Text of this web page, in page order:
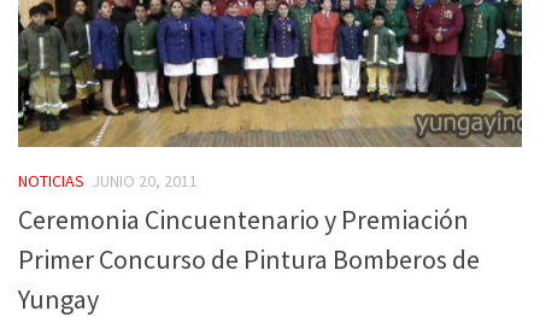
NOTICIAS JUNIO 20, 2011
Ceremonia Cincuentenario y Premiación
Primer Concurso de Pintura Bomberos de
Yungay